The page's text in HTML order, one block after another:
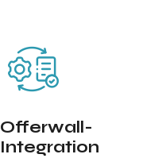
Offerwall-
Integration